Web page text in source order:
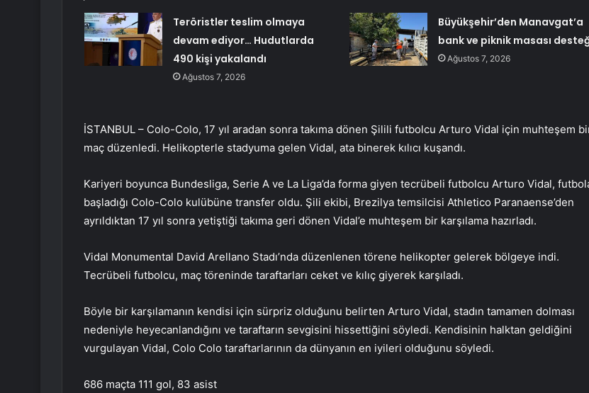
Teröristler teslim olmaya
devam ediyor… Hudutlarda
490 kişi yakalandı
Ağustos 7, 2026
Büyükşehir’den Manavgat’a
bank ve piknik masası
Ağustos 7, 2026
İSTANBUL – Colo-Colo, 17 yıl aradan sonra takıma dönen Şilili futbolcu Arturo Vidal için muhteşem
maç düzenledi. Helikopterle stadyuma gelen Vidal, ata binerek kılıcı kuşandı.
Kariyeri boyunca Bundesliga, Serie A ve La Liga’da forma giyen tecrübeli futbolcu Arturo Vidal,
başladığı Colo-Colo kulübüne transfer oldu. Şili ekibi, Brezilya temsilcisi Athletico Paranaense’den
ayrıldıktan 17 yıl sonra yetiştiği takıma geri dönen Vidal’e muhteşem bir karşılama hazırladı.
Vidal Monumental David Arellano Stadı’nda düzenlenen törene helikopter gelerek bölgeye indi.
Tecrübeli futbolcu, maç töreninde taraftarları ceket ve kılıç giyerek karşıladı.
Böyle bir karşılamanın kendisi için sürpriz olduğunu belirten Arturo Vidal, stadın tamamen dolması
nedeniyle heyecanlandığını ve taraftarın sevgisini hissettiğini söyledi. Kendisinin halktan geldiğini
vurgulayan Vidal, Colo Colo taraftarlarının da dünyanın en iyileri olduğunu söyledi.
686 maçta 111 gol, 83 asist